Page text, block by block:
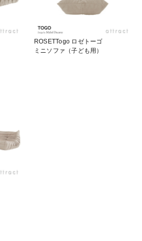
ROSETTogo ロゼトーゴ
ミニソファ（子ども用）